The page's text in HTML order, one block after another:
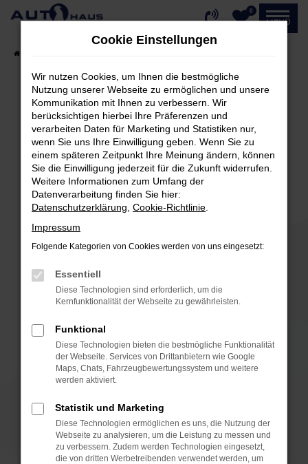
Zum
0
MENÜ
Fehler: Network Error
Beim Laden ist ein Fehler aufgetreten.
Hier sind ein paar Tipps, die dir helfen können:
Überprüfe deine Firewall und deine
Internetverbindung.
Laden andere Webseiten, zum Beispiel deine
Suchmaschine?
Prüfe deine Browsererweiterungen.
können das Laden bestimmter Seiten
verhindern. Funktioniert die Seite in einem
anderen Browser oder in einem privaten
Fenster?
Starte dein Gerät neu.
Das kann manchmal helfen, vorübergehende
Probleme zu beheben.
Betriebssystem auf dem neuesten Stand
sind.
Veraltete Software birgt nicht nur ein
Sicherheitsrisiko, sondern kann auch dazu
Cookie Einstellungen
Wir nutzen Cookies, um Ihnen die bestmögliche
Nutzung unserer Webseite zu ermöglichen und unsere
Kommunikation mit Ihnen zu verbessern. Wir
berücksichtigen hierbei Ihre Präferenzen und
verarbeiten Daten für Marketing und Statistiken nur,
wenn Sie uns Ihre Einwilligung geben. Wenn Sie zu
einem späteren Zeitpunkt Ihre Meinung ändern, können
Sie die Einwilligung jederzeit für die Zukunft widerrufen.
Weitere Informationen zum Umfang der
Datenverarbeitung finden Sie hier:
Datenschutzerklärung Cookie-Richtlinie
Impressum
Folgende Kategorien von Cookies werden von uns eingesetzt:
Essentiell
Diese Technologien sind erforderlich, um die
Kernfunktionalität der Webseite zu gewährleisten.
Funktional
Diese Technologien bieten die bestmögliche Funktionalität
der Webseite. Services von Drittanbietern wie Google
Maps, Chats, Fahrzeugbewertungssystem und weitere
werden aktiviert.
Statistik und Marketing
Diese Technologien ermöglichen es uns, die Nutzung der
Webseite zu analysieren, um die Leistung zu messen und
zu verbessern. Zudem werden Technologien eingesetzt,
die von dritten Werbetreibenden verwendet werden, um